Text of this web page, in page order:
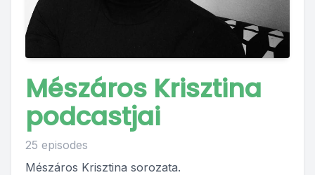
Mészáros Krisztina
podcastjai
25 episodes
Mészáros Krisztina sorozata.